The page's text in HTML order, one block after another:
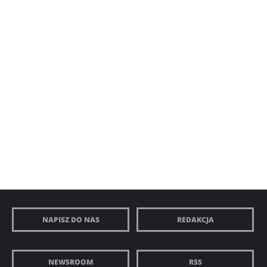
NAPISZ DO NAS REDAKCJA
NEWSROOM RSS